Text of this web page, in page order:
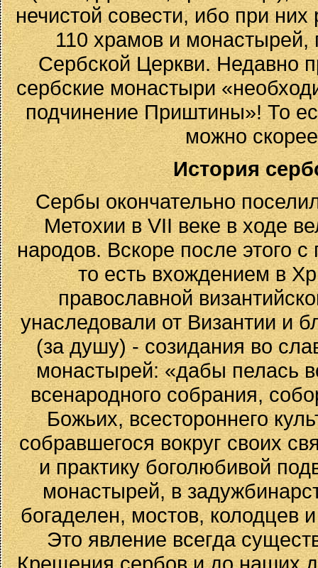
нечистой совести, ибо при
110 храмов и
Сербской Церкви. Недавно
сербские монастыри
подчинение Приштины»! То
можно
История
Сербы окончательно
Метохии в VII веке в ходе
народов. Вскоре после этого
то есть вхождением в
православной
унаследовали от Византии и
(за душу) - созидания во
монастырей: «дабы пелась
всенародного собрания,
Божьих, всестороннего
собравшегося вокруг своих
и практику боголюбивой
монастырей, в
богаделен, мостов, колодцев
Это явление всегда